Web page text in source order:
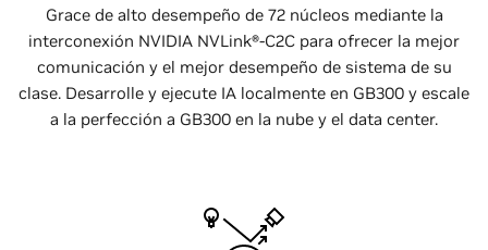
Grace de alto desempeño de 72 núcleos mediante la
interconexión NVIDIA NVLink®-C2C para ofrecer la mejor
comunicación y el mejor desempeño de sistema de su
clase. Desarrolle y ejecute IA localmente en GB300 y escale
a la perfección a GB300 en la nube y el data center.